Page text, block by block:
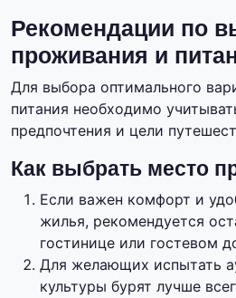
Рекомендации по
проживания и
Для выбора оптимального
питания необходимо
предпочтения и цели
Как выбрать место
Если важен комфорт и
жилья, рекомендуется
гостинице или гостевом
Для желающих испытать
культуры бурят лучше